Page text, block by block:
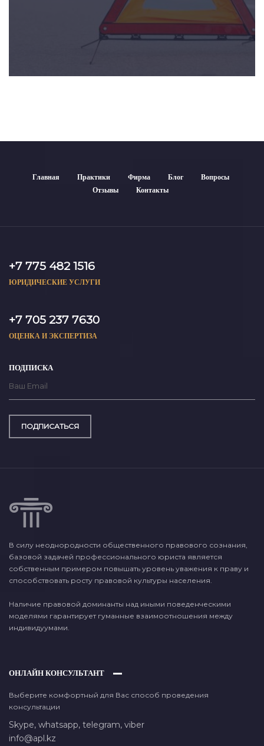
Главная Практики Фирма Блог
Вопросы
Отзывы
Контакты
+7 775 482 1516
ЮРИДИЧЕСКИЕ УСЛУГИ
+7 705 237 7630
ОЦЕНКА И ЭКСПЕРТИЗА
ПОДПИСКА
ПОДПИСАТЬСЯ
В силу неоднородности общественного правового сознания,
базовой задачей профессионального юриста является
собственным примером повышать уровень уважения к праву и
способствовать росту правовой культуры населения.
Наличие правовой доминанты над иными поведенческими
моделями гарантирует гуманные взаимоотношения между
индивидуумами.
ОНЛАЙН КОНСУЛЬТАНТ
Выберите комфортный для Вас способ проведения
консультации
Skype, whatsapp, telegram, viber
info@apl.kz